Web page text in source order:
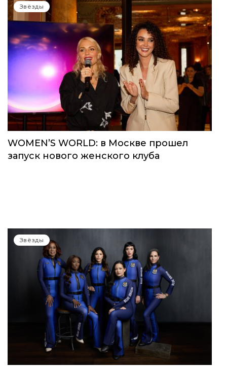
Звёзды
WOMEN’S WORLD: в Москве прошел
запуск нового женского клуба
Звёзды